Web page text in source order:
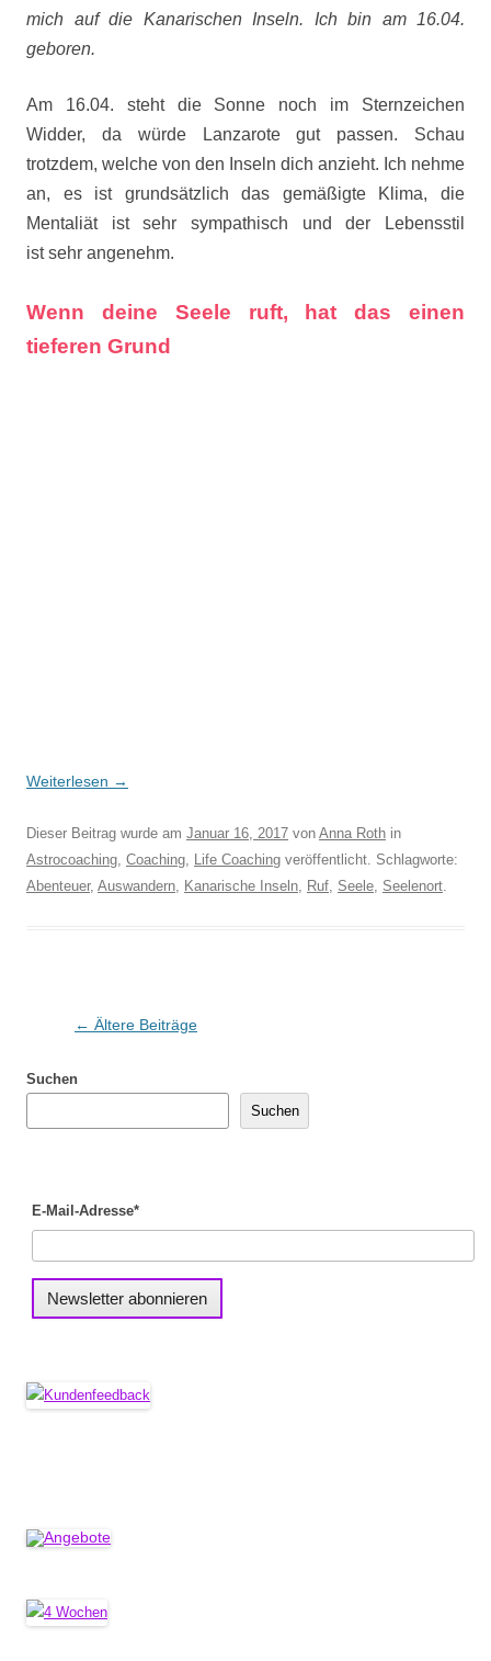
mich auf die Kanarischen Inseln. Ich bin am 16.04.
geboren.
Am 16.04. steht die Sonne noch im Sternzeichen
Widder, da würde Lanzarote gut passen. Schau
trotzdem, welche von den Inseln dich anzieht. Ich nehme
an, es ist grundsätzlich das gemäßigte Klima, die
Mentaliät ist sehr sympathisch und der Lebensstil
ist sehr angenehm.
Wenn deine Seele ruft, hat das einen
tieferen Grund
Weiterlesen →
Dieser Beitrag wurde am Januar 16, 2017 von Anna Roth in
Astrocoaching, Coaching, Life Coaching veröffentlicht. Schlagworte:
Abenteuer, Auswandern, Kanarische Inseln, Ruf, Seele, Seelenort.
Beitragsnavigation
← Ältere Beiträge
Suchen
Suchen
E-Mail-Adresse*